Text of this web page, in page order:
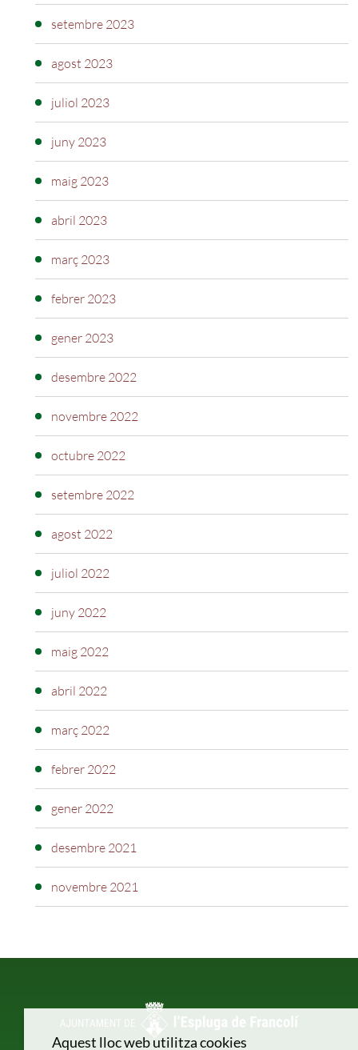
setembre 2023
agost 2023
juliol 2023
juny 2023
maig 2023
abril 2023
març 2023
febrer 2023
gener 2023
desembre 2022
novembre 2022
octubre 2022
setembre 2022
agost 2022
juliol 2022
juny 2022
maig 2022
abril 2022
març 2022
febrer 2022
gener 2022
desembre 2021
novembre 2021
Aquest lloc web utilitza cookies